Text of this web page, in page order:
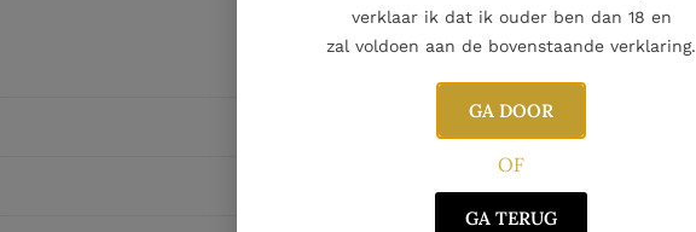
verklaar ik dat ik ouder ben dan 18 en
zal voldoen aan de bovenstaande verklaring.
GA DOOR
OF
GA TERUG